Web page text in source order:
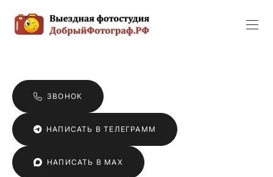
ЗВОНОК
НАПИСАТЬ В ТЕЛЕГРАММ
НАПИСАТЬ В MAX